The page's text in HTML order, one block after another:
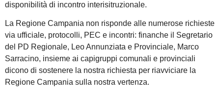
disponibilità di incontro interisitruzionale.
La Regione Campania non risponde alle numerose richieste
via ufficiale, protocolli, PEC e incontri: finanche il Segretario
del PD Regionale, Leo Annunziata e Provinciale, Marco
Sarracino, insieme ai capigruppi comunali e provinciali
dicono di sostenere la nostra richiesta per riavviciare la
Regione Campania sulla nostra vertenza.